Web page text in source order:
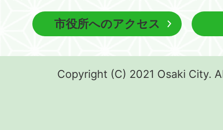
市役所へのアクセス
Copyright (C) 2021 Osaki City.